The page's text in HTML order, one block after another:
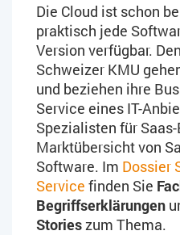
Die Cloud ist schon
praktisch jede
Version verfügbar.
Schweizer KMU
und beziehen ihre
Service eines IT-
Spezialisten für
Marktübersicht von
Software. Im Dossier
Service finden Sie
Begriffserklärungen
Stories zum Thema.